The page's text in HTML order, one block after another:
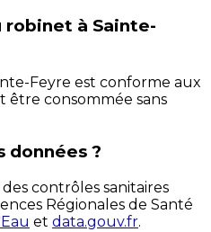
robinet à Sainte-
Feyre est conforme aux
consommée sans
données ?
contrôles sanitaires
Régionales de Santé
et data.gouv.fr.